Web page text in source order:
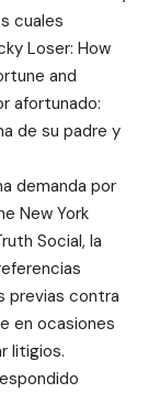
cuales
Loser: How
and
afortunado:
de su padre y
demanda por
New York
Social, la
previas contra
en ocasiones
litigios.